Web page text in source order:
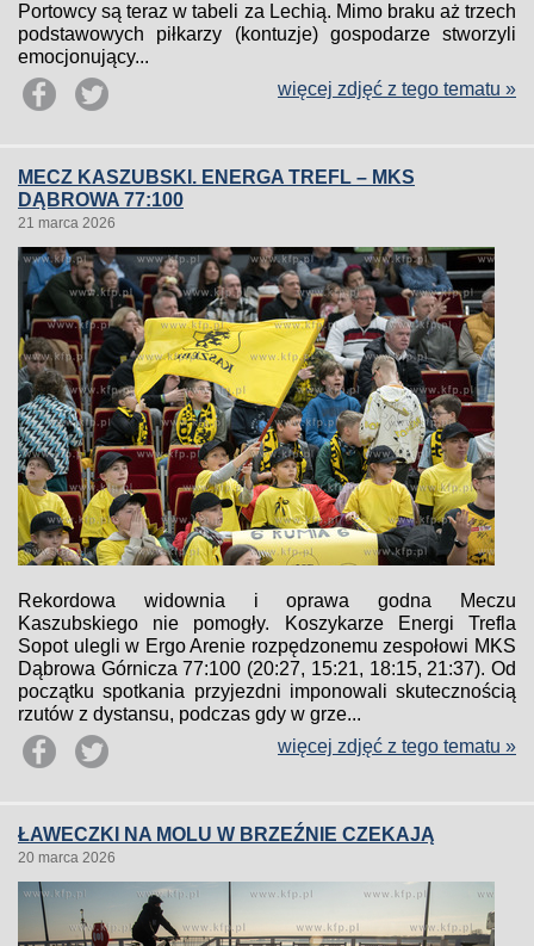
Portowcy są teraz w tabeli za Lechią. Mimo braku aż trzech
podstawowych piłkarzy (kontuzje) gospodarze stworzyli
emocjonujący...
więcej zdjęć z tego tematu »
MECZ KASZUBSKI. ENERGA TREFL – MKS
DĄBROWA 77:100
21 marca 2026
Rekordowa widownia i oprawa godna Meczu
Kaszubskiego nie pomogły. Koszykarze Energi Trefla
Sopot ulegli w Ergo Arenie rozpędzonemu zespołowi MKS
Dąbrowa Górnicza 77:100 (20:27, 15:21, 18:15, 21:37). Od
początku spotkania przyjezdni imponowali skutecznością
rzutów z dystansu, podczas gdy w grze...
więcej zdjęć z tego tematu »
ŁAWECZKI NA MOLU W BRZEŹNIE CZEKAJĄ
20 marca 2026